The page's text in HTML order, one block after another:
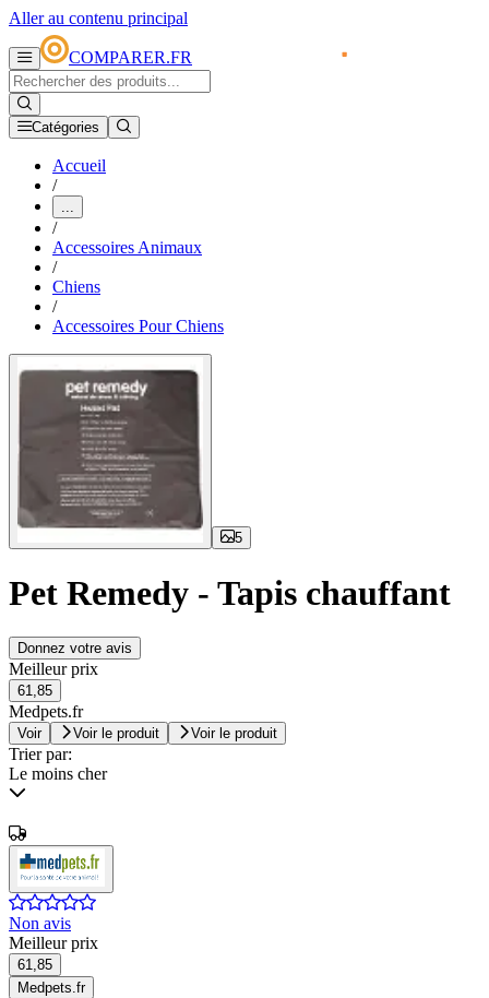
Aller au contenu principal
COMPARER.FR
Catégories
Accueil
/
...
/
Accessoires Animaux
/
Chiens
/
Accessoires Pour Chiens
5
Pet Remedy - Tapis chauffant
Donnez votre avis
Meilleur prix
61,85
Medpets.fr
Voir Voir le produit Voir le produit
Trier par:
Le moins cher
Non avis
Meilleur prix
61,85
Medpets.fr